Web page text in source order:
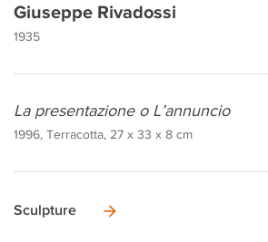
Giuseppe Rivadossi
1935
La presentazione o L’annuncio
1996, Terracotta, 27 x 33 x 8 cm
Sculpture